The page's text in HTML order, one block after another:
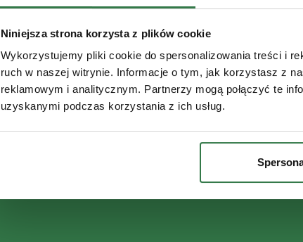
Niniejsza strona korzysta z plików cookie
Wykorzystujemy pliki cookie do spersonalizowania treści i
ruch w naszej witrynie. Informacje o tym, jak korzystasz z
reklamowym i analitycznym. Partnerzy mogą połączyć te
uzyskanymi podczas korzystania z ich usług.